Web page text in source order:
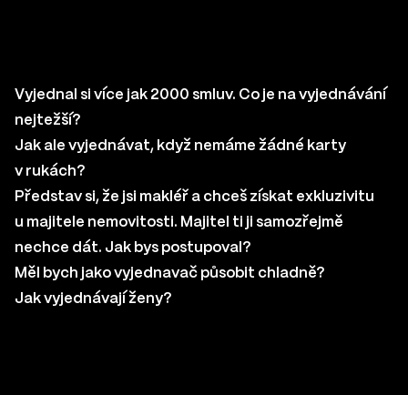
Vyjednal si více jak 2000 smluv. Co je na vyjednávání
nejtežší?
Jak ale vyjednávat, když nemáme žádné karty
v rukách?
Představ si, že jsi makléř a chceš získat exkluzivitu
u majitele nemovitosti. Majitel ti ji samozřejmě
nechce dát. Jak bys postupoval?
Měl bych jako vyjednavač působit chladně?
Jak vyjednávají ženy?